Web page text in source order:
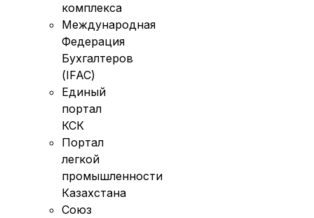
комплекса
Международная
Федерация
Бухгалтеров
(IFAC)
Единый
портал
КСК
Портал
легкой
промышленности
Казахстана
Союз